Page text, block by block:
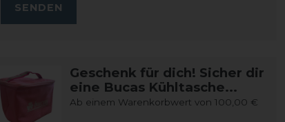
SENDEN
Geschenk für dich! Sicher dir
eine Bucas Kühltasche...
Ab einem Warenkorbwert von 100,00 €